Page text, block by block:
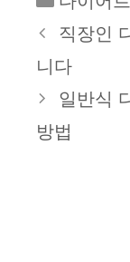
테
리
직장인
니다
일반식
방법